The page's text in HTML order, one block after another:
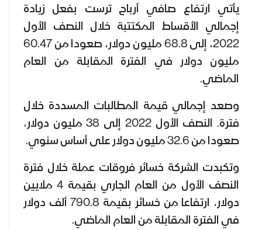
يأتي ارتفاع صافي أرباح ترست بفعل زيادة
إجمالي الأقساط المكتتبة خلال النصف الأول
2022، إلى 68.8 مليون دولار، صعودا من 60.47
مليون دولار في الفترة المقابلة من العام
الماضي.
وصعد إجمالي قيمة المطالبات المسددة خلال
فترة. النصف الأول 2022 إلى 38 مليون دولار،
صعودا من 32.6 مليون دولار على أساس سنوي.
وتكبدت الشركة خسائر فروقات عملة خلال فترة
النصف الأول من العام الجاري بقيمة 4 ملايين
دولار، ارتفاعا من خسائر بقيمة 790.8 ألف دولار
في الفترة المقابلة من العام الماضي.